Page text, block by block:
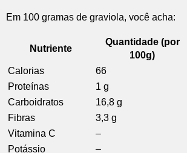
Em 100 gramas de graviola, você acha:
Nutriente
Quantidade (por
100g)
Calorias
66
Proteínas
1 g
Carboidratos
16,8 g
Fibras
3,3 g
Vitamina C
–
Potássio
–